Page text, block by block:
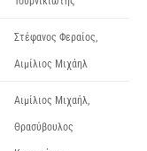
Στέφανος Φεραίος,
Αιμίλιος Μιχάηλ
Αιμίλιος Μιχαήλ,
Θρασύβουλος